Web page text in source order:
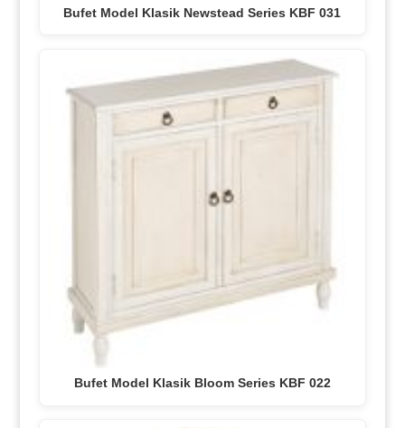
Bufet Model Klasik Newstead Series KBF 031
Bufet Model Klasik Bloom Series KBF 022